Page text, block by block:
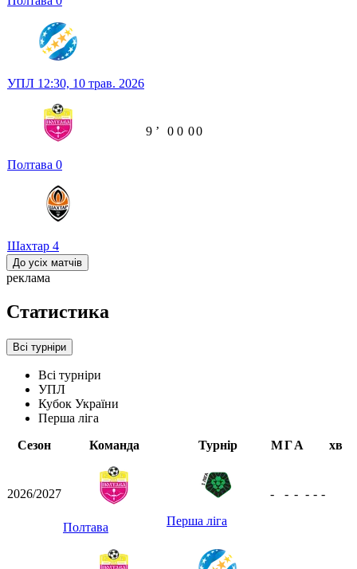
УПЛ 12:30, 10 трав. 2026
Полтава 0
Шахтар 4
9 ʼ 0 0 00
До усіх матчів
реклама
Статистика
Всі турніри
Всі турніри
УПЛ
Кубок України
Перша ліга
Сезон
Команда Турнір МГА хв
2026/2027
Полтава Перша ліга
- - - - - -